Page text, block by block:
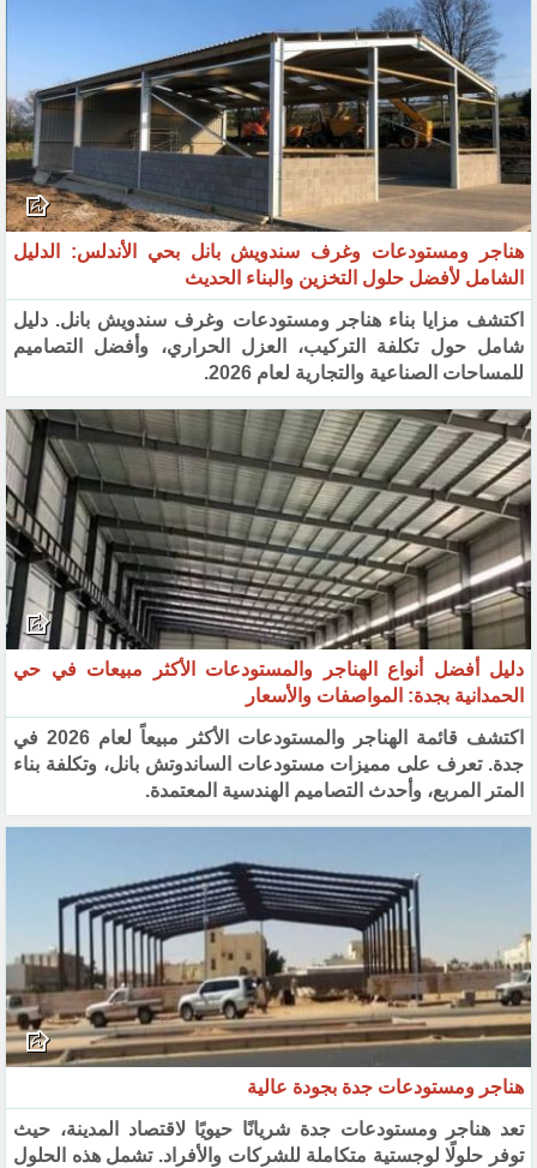
هناجر ومستودعات وغرف سندويش بانل بحي الأندلس: الدليل
الشامل لأفضل حلول التخزين والبناء الحديث
اكتشف مزايا بناء هناجر ومستودعات وغرف سندويش بانل. دليل
شامل حول تكلفة التركيب، العزل الحراري، وأفضل التصاميم
للمساحات الصناعية والتجارية لعام 2026.
دليل أفضل أنواع الهناجر والمستودعات الأكثر مبيعات في حي
الحمدانية بجدة: المواصفات والأسعار
اكتشف قائمة الهناجر والمستودعات الأكثر مبيعاً لعام 2026 في
جدة. تعرف على مميزات مستودعات الساندوتش بانل، وتكلفة بناء
المتر المربع، وأحدث التصاميم الهندسية المعتمدة.
هناجر ومستودعات جدة بجودة عالية
تعد هناجر ومستودعات جدة شريانًا حيويًا لاقتصاد المدينة، حيث
توفر حلولًا لوجستية متكاملة للشركات والأفراد. تشمل هذه الحلول